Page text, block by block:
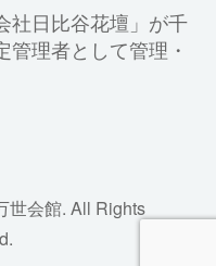
社日比谷花壇」が千
理者として管理・
世会館. All Rights